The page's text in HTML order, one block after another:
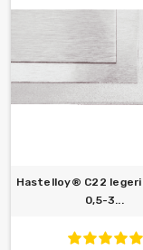
Hastelloy® C22
0,5-3...